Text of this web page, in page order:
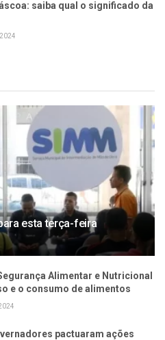
saiba qual o significado da
esta terça-feira
Alimentar e Nutricional
e o consumo de alimentos
pactuaram ações